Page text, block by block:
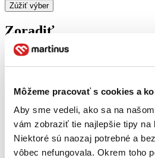
Môžeme pracovať s cookies a
Aby sme vedeli, ako sa na
vám zobraziť tie najlepšie tipy na
Niektoré sú naozaj potrebné a
vôbec nefungovala. Okrem toho
Zúžiť výber
Zoradiť
Bestsellery
Top hodnotené
Novinky
Najdrahšie
Najlacnejšie
Najvyššia zľava